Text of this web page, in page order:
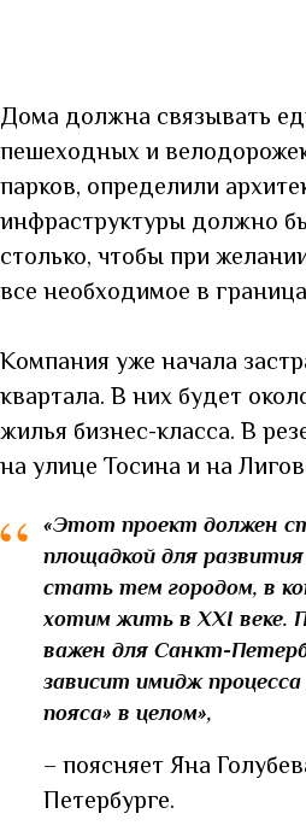
Дома должна связывать
пешеходных и
парков, определили
инфраструктуры должно
столько, чтобы при
все необходимое в
Компания уже начала
квартала. В них будет
жилья бизнес-класса. В
на улице Тосина и на
«Этот проект должен
площадкой для развития
стать тем городом, в
хотим жить в XXI веке.
важен для Санкт-
зависит имидж процесса
пояса» в целом»,
– поясняет Яна
Петербурге.